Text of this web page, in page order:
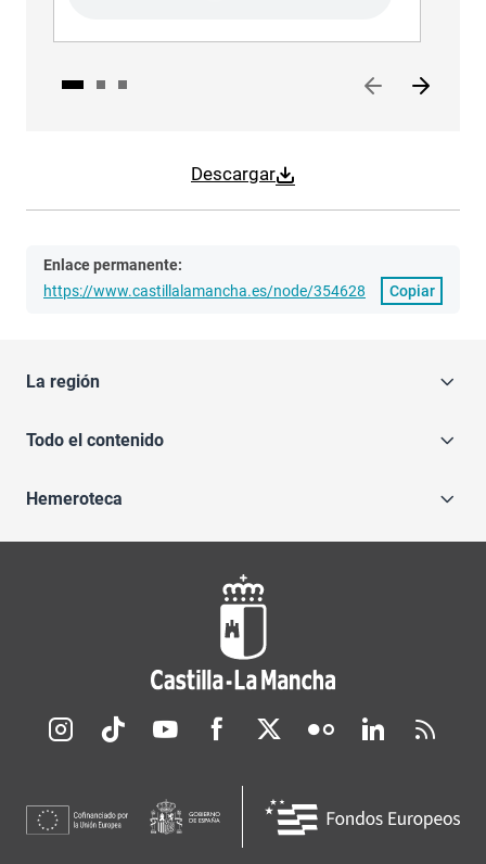
Descargar
Enlace permanente:
https://www.castillalamancha.es/node/354628
Copiar
La región
Todo el contenido
Hemeroteca
Redes sociales JCCM